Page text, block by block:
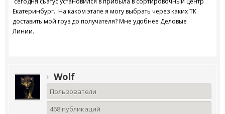
Екатеринбург. На каком этапе я могу выбрать через каких ТК
доставить мой груз до получателя? Мне удобнее Деловые
Линии.
Wolf
Пользователи
468 публикаций